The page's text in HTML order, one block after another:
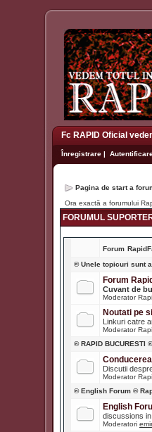
Fc RAPID Oficial
Înregistrare |
Pagina de start a
Ora exactă a forumului
FORUMUL
Forum
® Unele topicuri sunt
Forum
Cuvant de
Moderator
Noutati pe
Linkuri catre
Moderator
® RAPID BUCURESTI ®
Discutii
Moderator
® English Forum ®
English
discussions in
Moderatori